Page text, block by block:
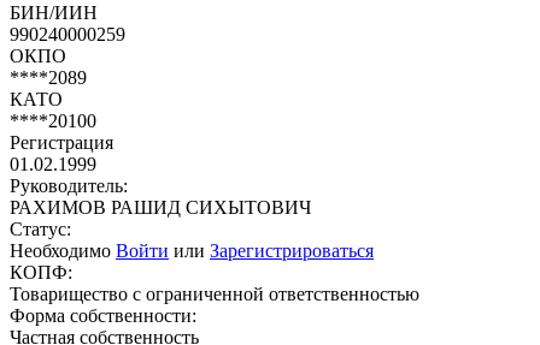
БИН/ИИН
990240000259
ОКПО
****2089
КАТО
****20100
Регистрация
01.02.1999
Руководитель:
РАХИМОВ РАШИД СИХЫТОВИЧ
Статус:
Необходимо Войти или Зарегистрироваться
КОПФ:
Товарищество с ограниченной ответственностью
Форма собственности:
Частная собственность